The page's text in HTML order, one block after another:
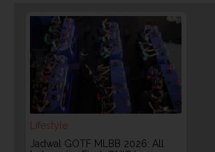
Lifestyle
Jadwal GOTF MLBB 2026: All